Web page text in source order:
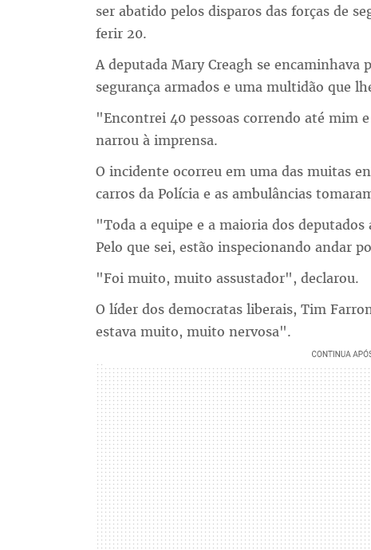
ser abatido pelos disparos das forças de
ferir 20.
A deputada Mary Creagh se encaminhava
segurança armados e uma multidão que
"Encontrei 40 pessoas correndo até
narrou à imprensa.
O incidente ocorreu em uma das muitas
carros da Polícia e as ambulâncias
"Toda a equipe e a maioria dos
Pelo que sei, estão inspecionando andar
"Foi muito, muito assustador", declarou.
O líder dos democratas liberais, Tim
estava muito, muito nervosa".